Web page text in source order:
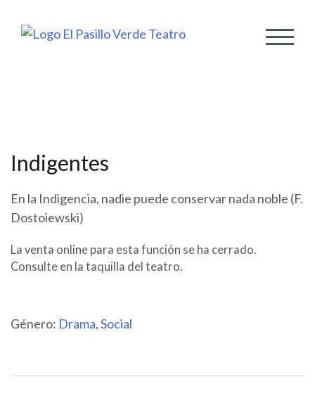
Indigentes
En la Indigencia, nadie puede conservar nada noble (F.
Dostoiewski)
La venta online para esta función se ha cerrado.
Consulte en la taquilla del teatro.
Género: Drama,Social